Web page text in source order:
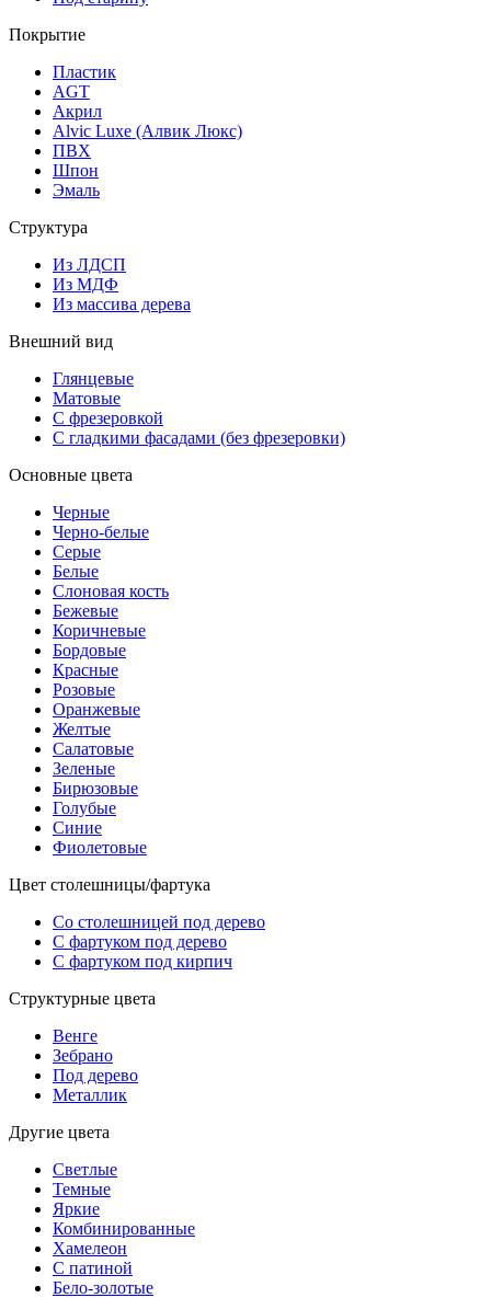
Покрытие
Пластик
AGT
Акрил
Alvic Luxe (Алвик Люкс)
ПВХ
Шпон
Эмаль
Структура
Из ЛДСП
Из МДФ
Из массива дерева
Внешний вид
Глянцевые
Матовые
С фрезеровкой
С гладкими фасадами (без фрезеровки)
Основные цвета
Черные
Черно-белые
Серые
Белые
Слоновая кость
Бежевые
Коричневые
Бордовые
Красные
Розовые
Оранжевые
Желтые
Салатовые
Зеленые
Бирюзовые
Голубые
Синие
Фиолетовые
Цвет столешницы/фартука
Со столешницей под дерево
С фартуком под дерево
С фартуком под кирпич
Структурные цвета
Венге
Зебрано
Под дерево
Металлик
Другие цвета
Светлые
Темные
Яркие
Комбинированные
Хамелеон
С патиной
Бело-золотые